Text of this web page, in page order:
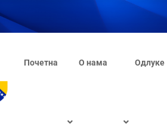
Почетна О нама Одлуке